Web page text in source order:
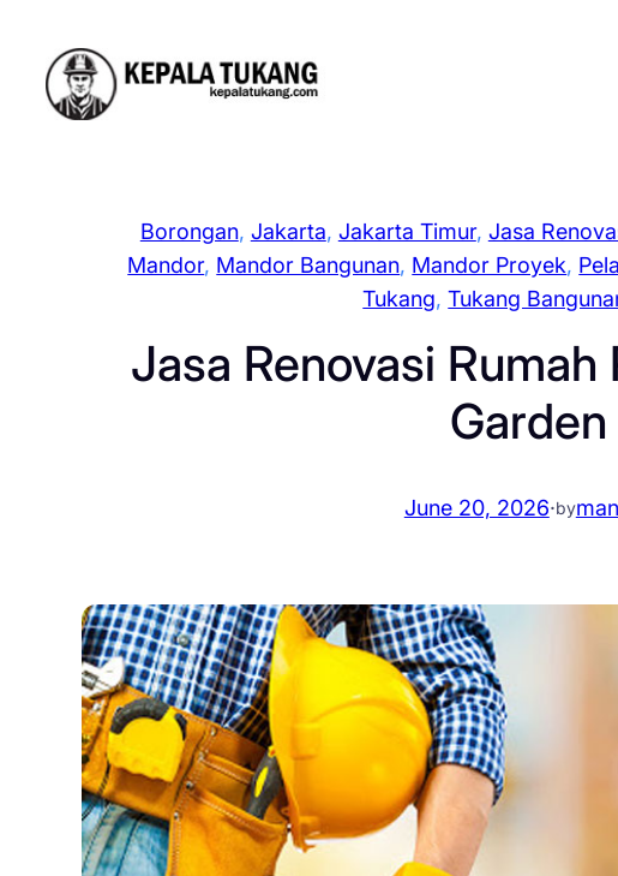
content
Borongan, Jakarta, Jakarta Timur, Jasa
Mandor, Mandor Bangunan, Mandor Proyek,
Tukang, Tukang
Jasa Renovasi
June 20, 2026·by